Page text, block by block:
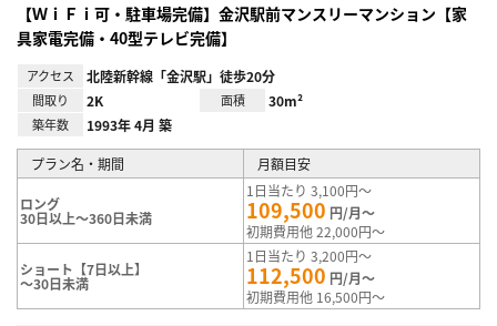
【ＷｉＦｉ可・駐車場完備】金沢駅前マンスリーマンション【家
具家電完備・40型テレビ完備】
アクセス 北陸新幹線「金沢駅」徒歩20分
間取り 2K 面積 30m²
築年数 1993年 4月 築
プラン名・期間 月額目安
ロング
30日以上～360日未満
1日当たり 3,100円～
109,500 円/月～
初期費用他 22,000円～
ショート【7日以上】
～30日未満
1日当たり 3,200円～
112,500 円/月～
初期費用他 16,500円～